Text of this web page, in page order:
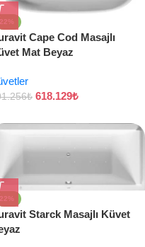
Cape Cod Masajlı
Mat Beyaz
₺ 618.129₺
Starck Masajlı Küvet